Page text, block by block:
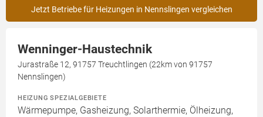
Jetzt Betriebe für Heizungen in Nennslingen vergleichen
Wenninger-Haustechnik
Jurastraße 12, 91757 Treuchtlingen (22km von 91757
Nennslingen)
HEIZUNG SPEZIALGEBIETE
Wärmepumpe, Gasheizung, Solarthermie, Ölheizung,